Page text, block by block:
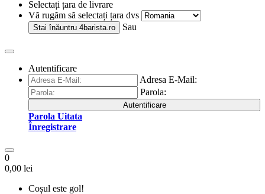
Selectați țara de livrare
Vă rugăm să selectați țara dvs
Stai înăuntru 4barista.ro Sau
Autentificare
Adresa E-Mail:
Parola:
Autentificare
Parola Uitata
Înregistrare
0
0,00 lei
Coșul este gol!